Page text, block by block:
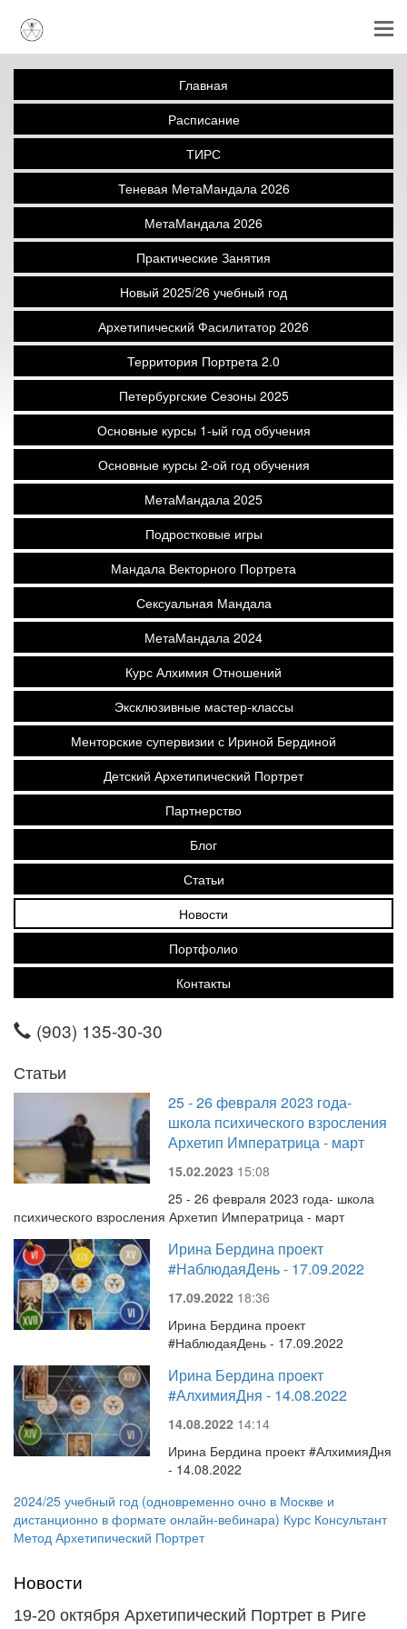
Главная
Расписание
ТИРС
Теневая МетаМандала 2026
МетаМандала 2026
Практические Занятия
Новый 2025/26 учебный год
Архетипический Фасилитатор 2026
Территория Портрета 2.0
Петербургские Сезоны 2025
Основные курсы 1-ый год обучения
Основные курсы 2-ой год обучения
МетаМандала 2025
Подростковые игры
Мандала Векторного Портрета
Сексуальная Мандала
МетаМандала 2024
Курс Алхимия Отношений
Эксклюзивные мастер-классы
Менторские супервизии с Ириной Бердиной
Детский Архетипический Портрет
Партнерство
Блог
Статьи
Новости
Портфолио
Контакты
(903) 135-30-30
Статьи
25 - 26 февраля 2023 года-
школа психического взросления
Архетип Императрица - март
15.02.2023 15:08
25 - 26 февраля 2023 года- школа
психического взросления Архетип Императрица - март
Ирина Бердина проект
#НаблюдаяДень - 17.09.2022
17.09.2022 18:36
Ирина Бердина проект
#НаблюдаяДень - 17.09.2022
Ирина Бердина проект
#АлхимияДня - 14.08.2022
14.08.2022 14:14
Ирина Бердина проект #АлхимияДня
- 14.08.2022
2024/25 учебный год (одновременно очно в Москве и
дистанционно в формате онлайн-вебинара) Курс Консультант
Метод Архетипический Портрет
Новости
19-20 октября Архетипический Портрет в Риге